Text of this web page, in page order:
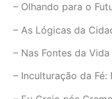
– Olhando para o
– As Lógicas da
– Nas Fontes da
– Inculturação da Fé: